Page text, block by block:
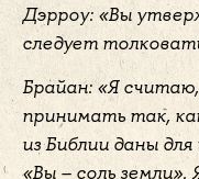
Дэрроу: «Вы
следует
Брайан: «Я
принимать так,
из Библии даны
«Вы – соль